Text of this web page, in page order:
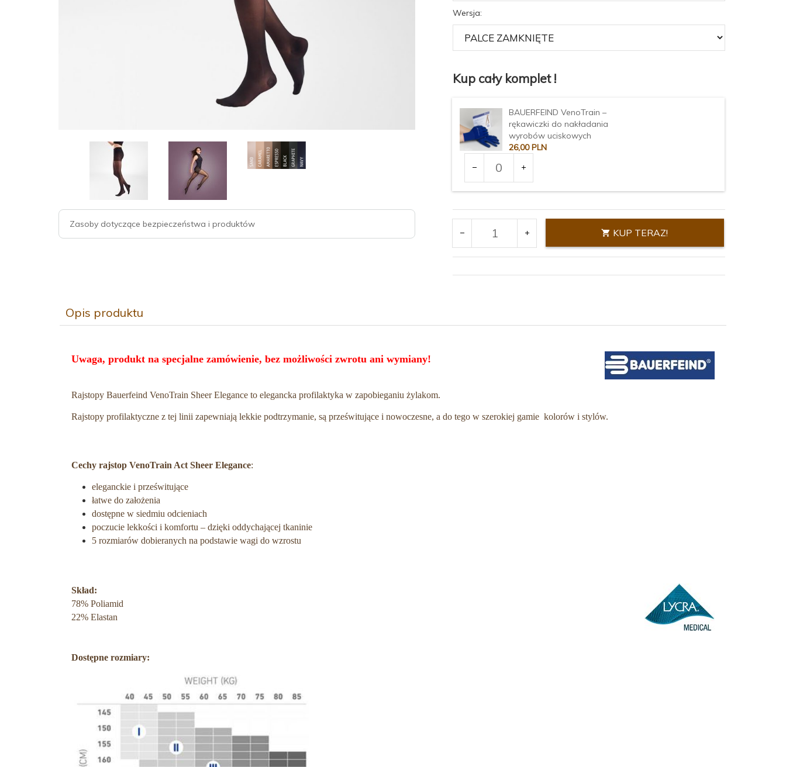
Zasoby dotyczące bezpieczeństwa i produktów
Wersja:
Kup cały komplet !
BAUERFEIND VenoTrain –
rękawiczki do nakładania
wyrobów uciskowych
26,00 PLN
dla
produktu
2270
KUP TERAZ!
Opis produktu
Uwaga, produkt na specjalne zamówienie, bez możliwości zwrotu ani wymiany!
Rajstopy Bauerfeind VenoTrain Sheer Elegance to elegancka profilaktyka w zapobieganiu żylakom.
Rajstopy profilaktyczne z tej linii zapewniają lekkie podtrzymanie, są prześwitujące i nowoczesne, a do tego w szerokiej gamie kolorów i stylów.
Cechy rajstop VenoTrain Act Sheer Elegance:
eleganckie i prześwitujące
łatwe do założenia
dostępne w siedmiu odcieniach
poczucie lekkości i komfortu – dzięki oddychającej tkaninie
5 rozmiarów dobieranych na podstawie wagi do wzrostu
Skład:
78% Poliamid
22% Elastan
Dostępne rozmiary: